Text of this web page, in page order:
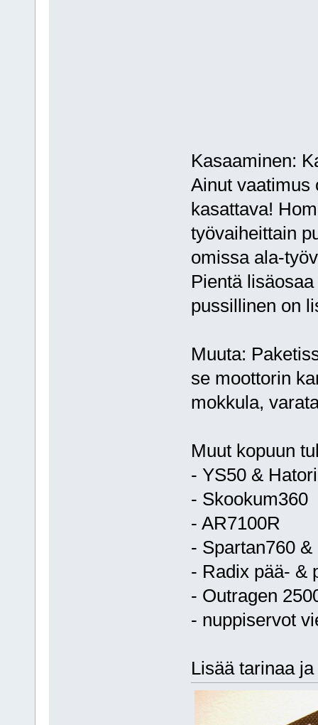
Kasaaminen:
Ainut vaatimus
kasattava!
työvaiheittain
omissa ala-
Pientä
pussillinen on
Muuta:
se moottorin
mokkula,
Muut kopuun
- YS50 &
- Skookum360
- AR7100R
- Spartan760 &
- Radix pää- &
- Outragen
- nuppiservot
Lisää tarinaa